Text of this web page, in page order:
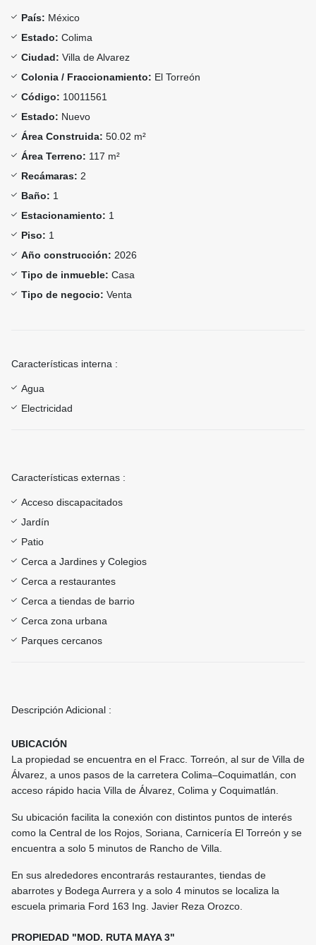
País: México
Estado: Colima
Ciudad: Villa de Alvarez
Colonia / Fraccionamiento: El Torreón
Código: 10011561
Estado: Nuevo
Área Construida: 50.02 m²
Área Terreno: 117 m²
Recámaras: 2
Baño: 1
Estacionamiento: 1
Piso: 1
Año construcción: 2026
Tipo de inmueble: Casa
Tipo de negocio: Venta
Características interna :
Agua
Electricidad
Características externas :
Acceso discapacitados
Jardín
Patio
Cerca a Jardines y Colegios
Cerca a restaurantes
Cerca a tiendas de barrio
Cerca zona urbana
Parques cercanos
Descripción Adicional :
UBICACIÓN
La propiedad se encuentra en el Fracc. Torreón, al sur de Villa de
Álvarez, a unos pasos de la carretera Colima–Coquimatlán, con
acceso rápido hacia Villa de Álvarez, Colima y Coquimatlán.
Su ubicación facilita la conexión con distintos puntos de interés
como la Central de los Rojos, Soriana, Carnicería El Torreón y se
encuentra a solo 5 minutos de Rancho de Villa.
En sus alrededores encontrarás restaurantes, tiendas de
abarrotes y Bodega Aurrera y a solo 4 minutos se localiza la
escuela primaria Ford 163 Ing. Javier Reza Orozco.
PROPIEDAD "MOD. RUTA MAYA 3"